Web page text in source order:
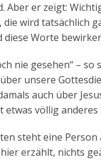
Aber er zeigt:
wird tatsächlich
Worte
nie gesehen“ –
unsere
auch über
völlig
steht eine
erzählt, nichts